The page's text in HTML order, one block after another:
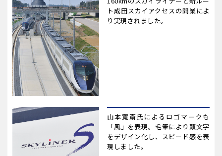
ト成田スカイアクセスの開業によ
り実現されました。
山本寛斎氏によるロゴマークも
「風」を表現。毛筆により頭文字
をデザイン化し、スピード感を表
現しました。